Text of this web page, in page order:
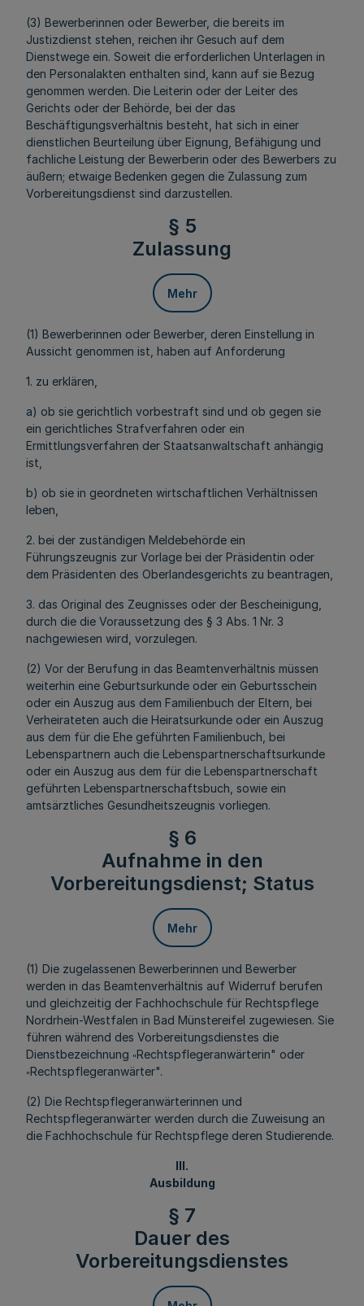
(3) Bewerberinnen oder Bewerber, die bereits im
Justizdienst stehen, reichen ihr Gesuch auf dem
Dienstwege ein. Soweit die erforderlichen Unterlagen in
den Personalakten enthalten sind, kann auf sie Bezug
genommen werden. Die Leiterin oder der Leiter des
Gerichts oder der Behörde, bei der das
Beschäftigungsverhältnis besteht, hat sich in einer
dienstlichen Beurteilung über Eignung, Befähigung und
fachliche Leistung der Bewerberin oder des Bewerbers zu
äußern; etwaige Bedenken gegen die Zulassung zum
Vorbereitungsdienst sind darzustellen.
§ 5
Zulassung
Mehr
(1) Bewerberinnen oder Bewerber, deren Einstellung in
Aussicht genommen ist, haben auf Anforderung
1. zu erklären,
a) ob sie gerichtlich vorbestraft sind und ob gegen sie
ein gerichtliches Strafverfahren oder ein
Ermittlungsverfahren der Staatsanwaltschaft anhängig
ist,
b) ob sie in geordneten wirtschaftlichen Verhältnissen
leben,
2. bei der zuständigen Meldebehörde ein
Führungszeugnis zur Vorlage bei der Präsidentin oder
dem Präsidenten des Oberlandesgerichts zu beantragen,
3. das Original des Zeugnisses oder der Bescheinigung,
durch die die Voraussetzung des § 3 Abs. 1 Nr. 3
nachgewiesen wird, vorzulegen.
(2) Vor der Berufung in das Beamtenverhältnis müssen
weiterhin eine Geburtsurkunde oder ein Geburtsschein
oder ein Auszug aus dem Familienbuch der Eltern, bei
Verheirateten auch die Heiratsurkunde oder ein Auszug
aus dem für die Ehe geführten Familienbuch, bei
Lebenspartnern auch die Lebenspartnerschaftsurkunde
oder ein Auszug aus dem für die Lebenspartnerschaft
geführten Lebenspartnerschaftsbuch, sowie ein
amtsärztliches Gesundheitszeugnis vorliegen.
§ 6
Aufnahme in den
Vorbereitungsdienst; Status
Mehr
(1) Die zugelassenen Bewerberinnen und Bewerber
werden in das Beamtenverhältnis auf Widerruf berufen
und gleichzeitig der Fachhochschule für Rechtspflege
Nordrhein-Westfalen in Bad Münstereifel zugewiesen. Sie
führen während des Vorbereitungsdienstes die
Dienstbezeichnung "Rechtspflegeranwärterin" oder
"Rechtspflegeranwärter".
(2) Die Rechtspflegeranwärterinnen und
Rechtspflegeranwärter werden durch die Zuweisung an
die Fachhochschule für Rechtspflege deren Studierende.
III.
Ausbildung
§ 7
Dauer des
Vorbereitungsdienstes